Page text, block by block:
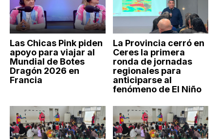
Las Chicas Pink piden
apoyo para viajar al
Mundial de Botes
Dragón 2026 en
Francia
La Provincia cerró en
Ceres la primera
ronda de jornadas
regionales para
anticiparse al
fenómeno de El Niño